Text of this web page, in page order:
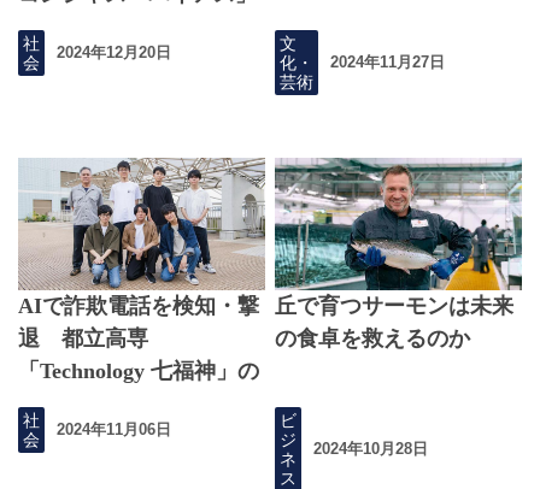
に気づくこと
社
会
2024年12月20日
文
化・
芸術
2024年11月27日
AIで詐欺電話を検知・撃
退 都立高専
「Technology 七福神」の
取組
社
会
2024年11月06日
丘で育つサーモンは未来
の食卓を救えるのか
ビ
ジ
ネ
ス
2024年10月28日